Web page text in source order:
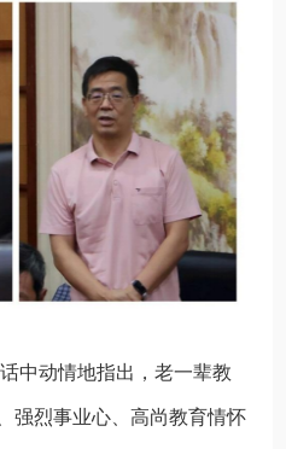
中动情地指出，老一辈教
强烈事业心、高尚教育情怀